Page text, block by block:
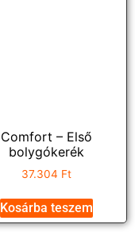
Comfort – Első
bolygókerék
37.304 Ft
Kosárba teszem